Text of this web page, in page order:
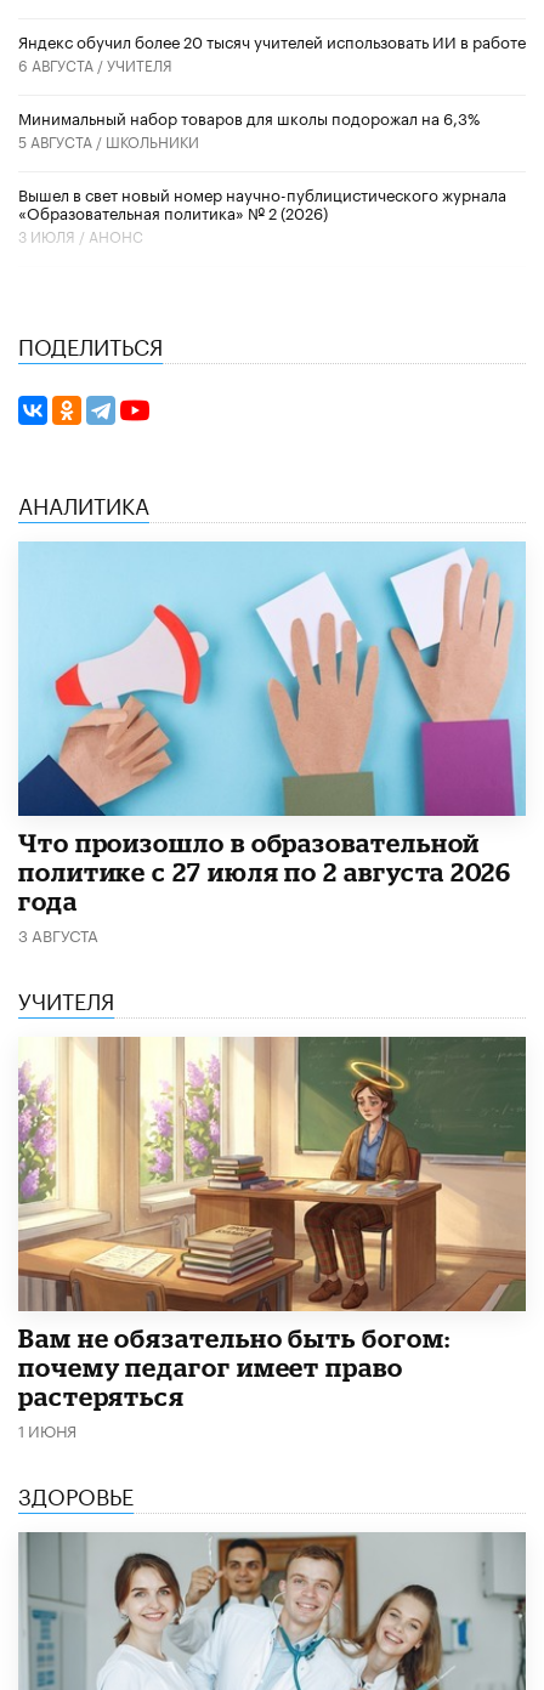
​Яндекс обучил более 20 тысяч учителей использовать ИИ в работе
6 АВГУСТА /УЧИТЕЛЯ
Минимальный набор товаров для школы подорожал на 6,3%
5 АВГУСТА / ШКОЛЬНИКИ
Вышел в свет новый номер научно-публицистического журнала
«Образовательная политика» № 2 (2026)
3 ИЮЛЯ / АНОНС
ПОДЕЛИТЬСЯ
АНАЛИТИКА
​Что произошло в образовательной
политике с 27 июля по 2 августа 2026
года
3 АВГУСТА
УЧИТЕЛЯ
​Вам не обязательно быть богом:
почему педагог имеет право
растеряться
1 ИЮНЯ
ЗДОРОВЬЕ